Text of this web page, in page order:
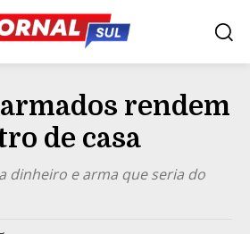
rendem
de casa
dinheiro e arma que seria do